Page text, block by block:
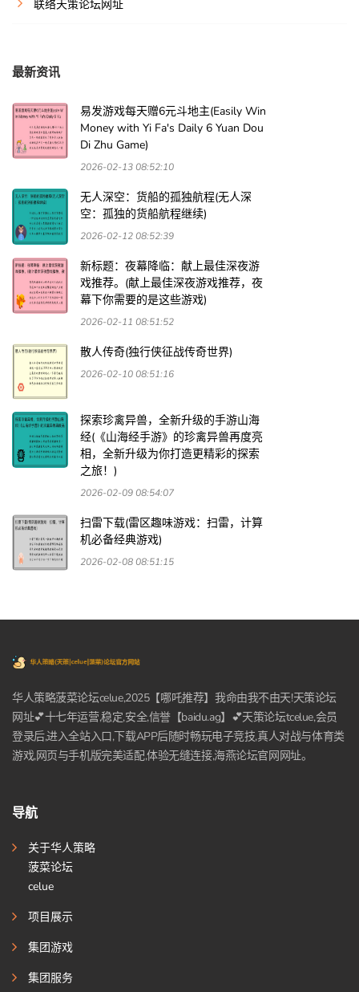
联络天策论坛网址
最新资讯
易发游戏每天赠6元斗地主(Easily Win
Money with Yi Fa's Daily 6 Yuan Dou
Di Zhu Game)
2026-02-13 08:52:10
无人深空：货船的孤独航程(无人深
空：孤独的货船航程继续)
2026-02-12 08:52:39
新标题：夜幕降临：献上最佳深夜游
戏推荐。(献上最佳深夜游戏推荐，夜
幕下你需要的是这些游戏)
2026-02-11 08:51:52
散人传奇(独行侠征战传奇世界)
2026-02-10 08:51:16
探索珍禽异兽，全新升级的手游山海
经(《山海经手游》的珍禽异兽再度亮
相，全新升级为你打造更精彩的探索
之旅！)
2026-02-09 08:54:07
扫雷下载(雷区趣味游戏：扫雷，计算
机必备经典游戏)
2026-02-08 08:51:15
华人策略菠菜论坛celue,2025【哪吒推荐】我命由我不由天!天策论坛
网址💕十七年运营,稳定,安全,信誉【baidu.ag】💕天策论坛tcelue,会员
登录后,进入全站入口,下载APP后随时畅玩电子竞技,真人对战与体育类
游戏,网页与手机版完美适配,体验无缝连接,海燕论坛官网网址。
导航
关于华人策略
菠菜论坛
celue
项目展示
集团游戏
集团服务